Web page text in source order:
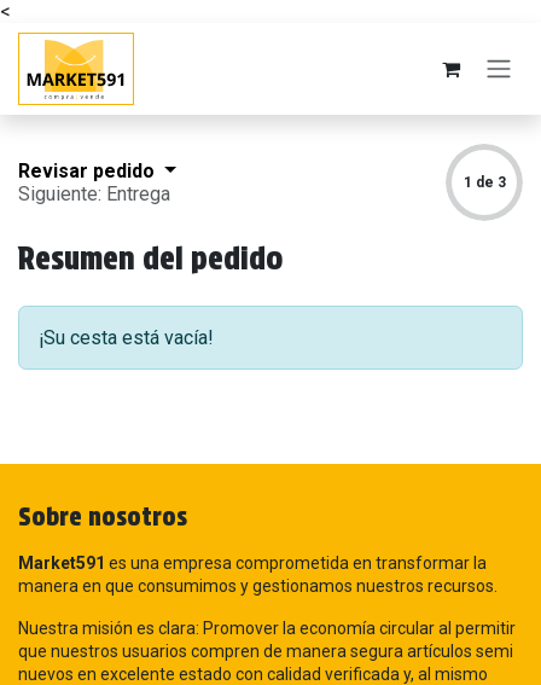
<
Ir al contenido
Revisar pedido
Siguiente: Entrega
1 de 3
Resumen del pedido
¡Su cesta está vacía!
Sobre nosotros
Market591 es una empresa comprometida en transformar la
manera en que consumimos y gestionamos nuestros recursos.
Nuestra misión es clara: Promover la economía circular al permitir
que nuestros usuarios compren de manera segura artículos semi
nuevos en excelente estado con calidad verificada y, al mismo